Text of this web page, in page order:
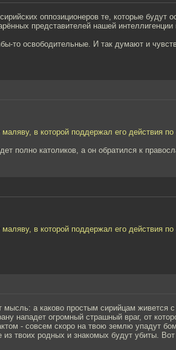
оппозиционеров те, которые будут
представителей нашей
то освободительные. И так думают и
в которой поддержал его действия
полно католиков, а он обратился к
в которой поддержал его действия
мысль: а каково простым сирийцам живется
нападет огромный страшный враг, от
- совсем скоро на твою землю упадут
твоих родных и знакомых будут убиты. Вот